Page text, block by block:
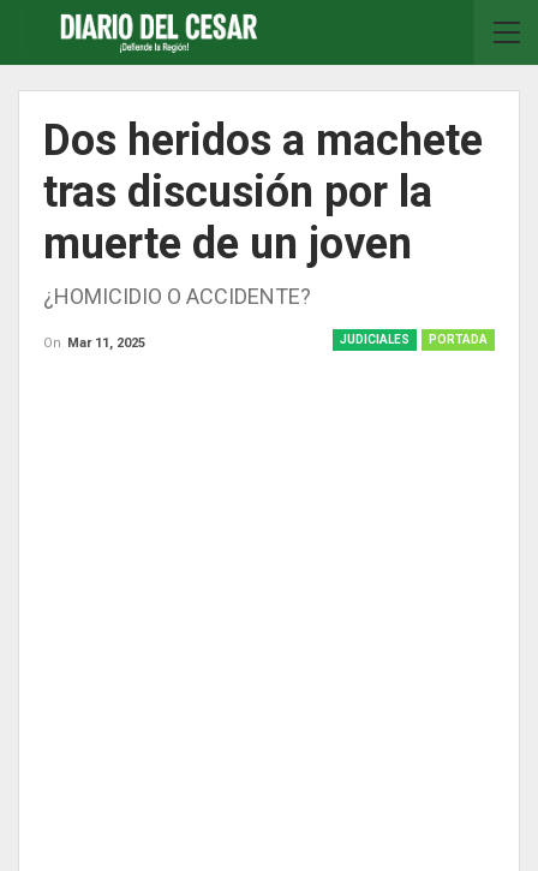
Dos heridos a machete
tras discusión por la
muerte de un joven
¿HOMICIDIO O ACCIDENTE?
JUDICIALES PORTADA
On Mar 11, 2025